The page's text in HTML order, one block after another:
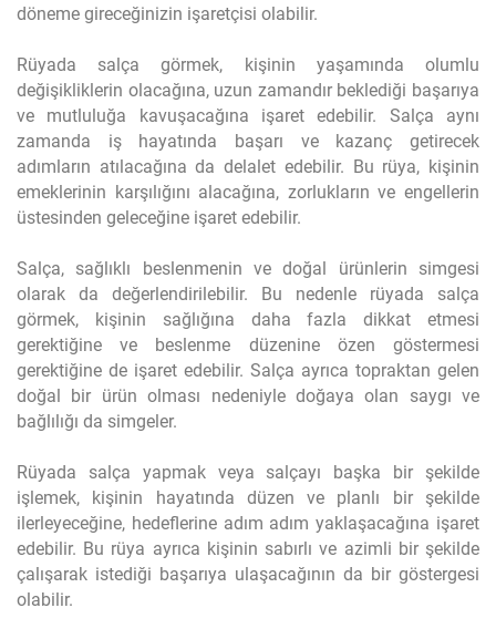
döneme gireceğinizin işaretçisi olabilir.
Rüyada salça görmek, kişinin yaşamında olumlu
değişikliklerin olacağına, uzun zamandır beklediği başarıya
ve mutluluğa kavuşacağına işaret edebilir. Salça aynı
zamanda iş hayatında başarı ve kazanç getirecek
adımların atılacağına da delalet edebilir. Bu rüya, kişinin
emeklerinin karşılığını alacağına, zorlukların ve engellerin
üstesinden geleceğine işaret edebilir.
Salça, sağlıklı beslenmenin ve doğal ürünlerin simgesi
olarak da değerlendirilebilir. Bu nedenle rüyada salça
görmek, kişinin sağlığına daha fazla dikkat etmesi
gerektiğine ve beslenme düzenine özen göstermesi
gerektiğine de işaret edebilir. Salça ayrıca topraktan gelen
doğal bir ürün olması nedeniyle doğaya olan saygı ve
bağlılığı da simgeler.
Rüyada salça yapmak veya salçayı başka bir şekilde
işlemek, kişinin hayatında düzen ve planlı bir şekilde
ilerleyeceğine, hedeflerine adım adım yaklaşacağına işaret
edebilir. Bu rüya ayrıca kişinin sabırlı ve azimli bir şekilde
çalışarak istediği başarıya ulaşacağının da bir göstergesi
olabilir.